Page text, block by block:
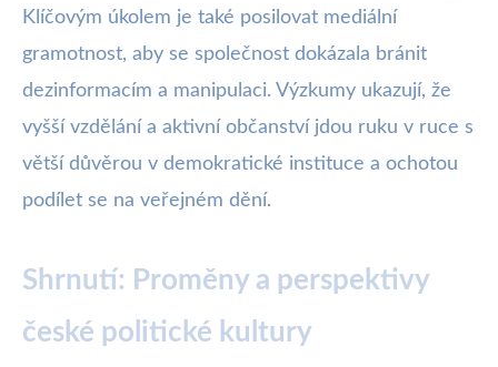
Klíčovým úkolem je také posilovat mediální
gramotnost, aby se společnost dokázala bránit
dezinformacím a manipulaci. Výzkumy ukazují, že
vyšší vzdělání a aktivní občanství jdou ruku v ruce s
větší důvěrou v demokratické instituce a ochotou
podílet se na veřejném dění.
Shrnutí: Proměny a perspektivy
české politické kultury